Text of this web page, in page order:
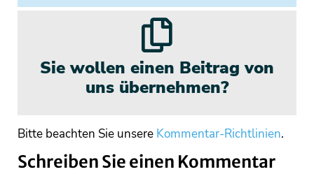
Sie wollen einen Beitrag von
uns übernehmen?
Bitte beachten Sie unsere Kommentar-Richtlinien.
Schreiben Sie einen Kommentar